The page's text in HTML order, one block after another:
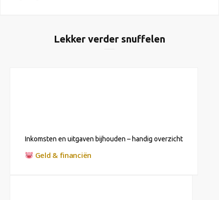
Lekker verder snuffelen
Inkomsten en uitgaven bijhouden – handig overzicht
Geld & financiën